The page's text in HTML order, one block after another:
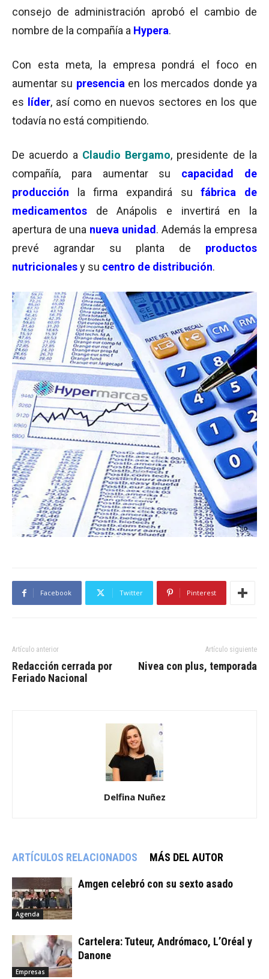
consejo de administración aprobó el cambio de
nombre de la compañía a Hypera.
Con esta meta, la empresa pondrá el foco en
aumentar su presencia en los mercados donde ya
es
líder, así como en nuevos sectores en los que
todavía no está compitiendo.
De acuerdo a Claudio Bergamo, presidente de la
compañía, para aumentar su capacidad de
producción la firma expandirá sufábrica de
medicamentos de Anápolis e invertirá en la
apertura de una nueva unidad . Además la empresa
prevé agrandar su planta de productos
nutricionalesy su centro de distribución.
Facebook Twitter Pinterest
Artículo anterior
Redacción cerrada por
Feriado Nacional
Artículo siguiente
Nivea con plus, temporada
Delfina Nuñez
ARTÍCULOS RELACIONADOS MÁS DEL AUTOR
Agenda
Amgen celebró con su sexto asado
Empresas
Cartelera: Tuteur, Andrómaco, L’Oréal y
Danone